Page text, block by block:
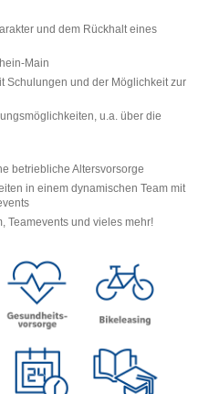
und dem Rückhalt eines
Main
Schulungen und der Möglichkeit zur
u.a. über die
betriebliche Altersvorsorge
in einem dynamischen Team mit
Teamevents und vieles mehr!